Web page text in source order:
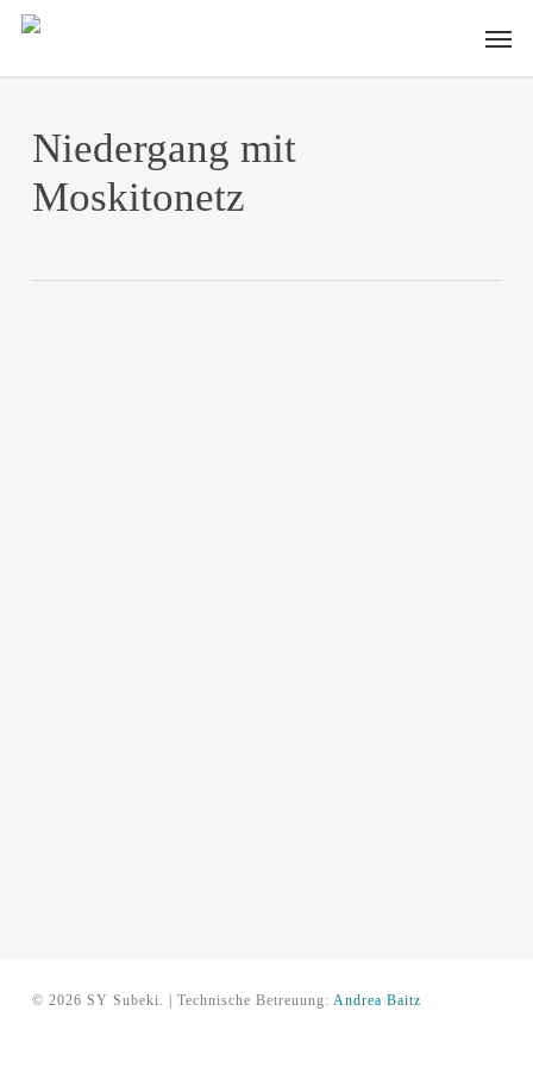
Skip
main
Niedergang mit
Moskitonetz
© 2026 SY Subeki. | Technische Betreuung: Andrea Baitz